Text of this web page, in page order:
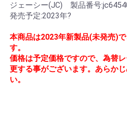
ジェーシー(JC) 製品番号
発売予定:2023年?
本商品は2023年新製品(未発売)
す。
価格は予定価格ですので、為替
更する事がございます。あらか
い。